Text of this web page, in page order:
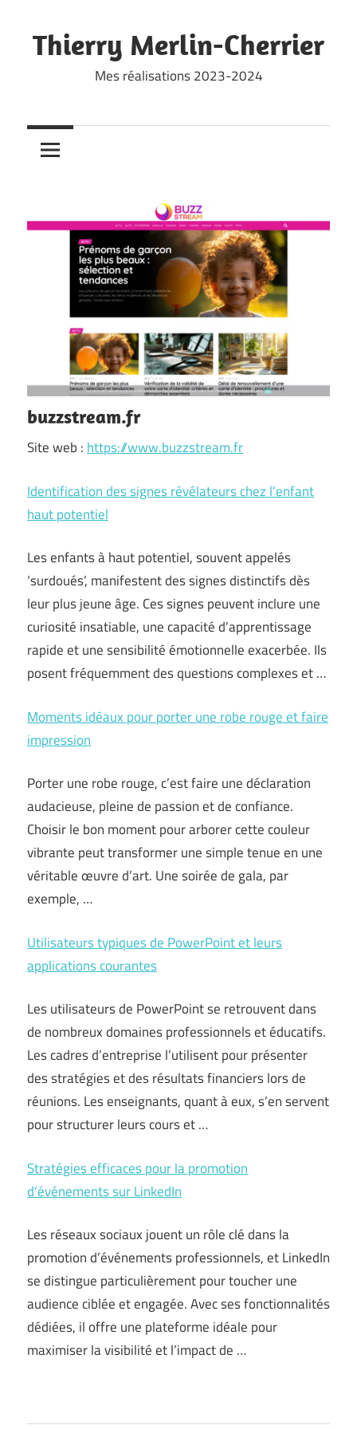
to
content
Thierry Merlin-Cherrier
Mes réalisations 2023-2024
buzzstream.fr
Site web : https://www.buzzstream.fr
Identification des signes révélateurs chez l’enfant
haut potentiel
Les enfants à haut potentiel, souvent appelés
‘surdoués’, manifestent des signes distinctifs dès
leur plus jeune âge. Ces signes peuvent inclure une
curiosité insatiable, une capacité d’apprentissage
rapide et une sensibilité émotionnelle exacerbée. Ils
posent fréquemment des questions complexes et …
Moments idéaux pour porter une robe rouge et faire
impression
Porter une robe rouge, c’est faire une déclaration
audacieuse, pleine de passion et de confiance.
Choisir le bon moment pour arborer cette couleur
vibrante peut transformer une simple tenue en une
véritable œuvre d’art. Une soirée de gala, par
exemple, …
Utilisateurs typiques de PowerPoint et leurs
applications courantes
Les utilisateurs de PowerPoint se retrouvent dans
de nombreux domaines professionnels et éducatifs.
Les cadres d’entreprise l’utilisent pour présenter
des stratégies et des résultats financiers lors de
réunions. Les enseignants, quant à eux, s’en servent
pour structurer leurs cours et …
Stratégies efficaces pour la promotion
d’événements sur LinkedIn
Les réseaux sociaux jouent un rôle clé dans la
promotion d’événements professionnels, et LinkedIn
se distingue particulièrement pour toucher une
audience ciblée et engagée. Avec ses fonctionnalités
dédiées, il offre une plateforme idéale pour
maximiser la visibilité et l’impact de …